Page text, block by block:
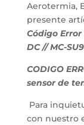
Aerotermia,
presente
Código Error
DC // MC-
CODIGO
sensor de
Para
con nuestro